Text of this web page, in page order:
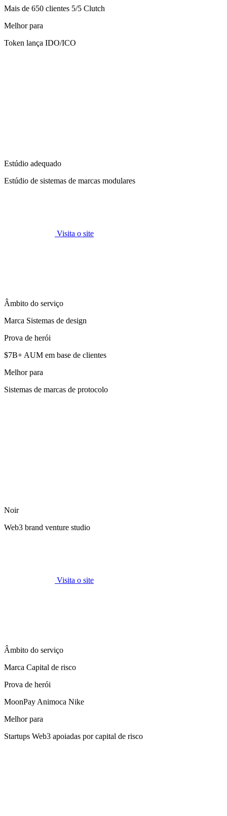
Mais de 650 clientes 5/5 Clutch
Melhor para
Token lança IDO/ICO
Estúdio adequado
Estúdio de sistemas de marcas modulares
Visita o site
Âmbito do serviço
Marca Sistemas de design
Prova de herói
$7B+ AUM em base de clientes
Melhor para
Sistemas de marcas de protocolo
Noir
Web3 brand venture studio
Visita o site
Âmbito do serviço
Marca Capital de risco
Prova de herói
MoonPay Animoca Nike
Melhor para
Startups Web3 apoiadas por capital de risco